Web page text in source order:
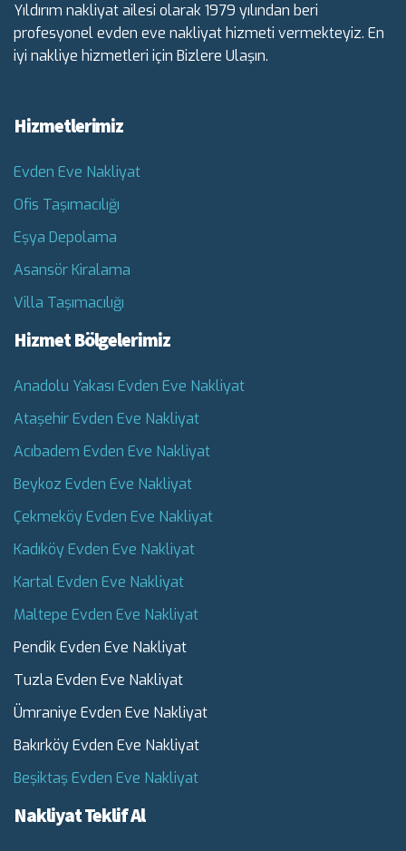
Yıldırım nakliyat ailesi olarak 1979 yılından beri
profesyonel evden eve nakliyat hizmeti vermekteyiz. En
iyi nakliye hizmetleri için Bizlere Ulaşın.
Hizmetlerimiz
Evden Eve Nakliyat
Ofis Taşımacılığı
Eşya Depolama
Asansör Kiralama
Villa Taşımacılığı
Hizmet Bölgelerimiz
Anadolu Yakası Evden Eve Nakliyat
Ataşehir Evden Eve Nakliyat
Acıbadem Evden Eve Nakliyat
Beykoz Evden Eve Nakliyat
Çekmeköy Evden Eve Nakliyat
Kadıköy Evden Eve Nakliyat
Kartal Evden Eve Nakliyat
Maltepe Evden Eve Nakliyat
Pendik Evden Eve Nakliyat
Tuzla Evden Eve Nakliyat
Ümraniye Evden Eve Nakliyat
Bakırköy Evden Eve Nakliyat
Beşiktaş Evden Eve Nakliyat
Nakliyat Teklif Al